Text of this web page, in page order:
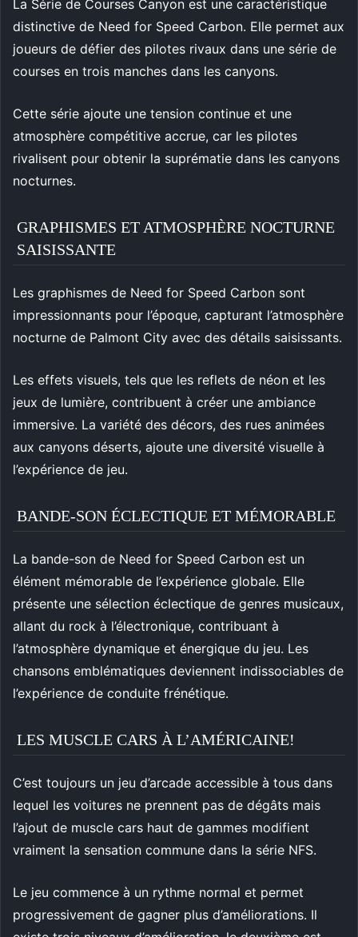
La Série de Courses Canyon est une caractéristique
distinctive de Need for Speed Carbon. Elle permet aux
joueurs de défier des pilotes rivaux dans une série de
courses en trois manches dans les canyons.
Cette série ajoute une tension continue et une
atmosphère compétitive accrue, car les pilotes
rivalisent pour obtenir la suprématie dans les canyons
nocturnes.
GRAPHISMES ET ATMOSPHÈRE NOCTURNE
SAISISSANTE
Les graphismes de Need for Speed Carbon sont
impressionnants pour l’époque, capturant l’atmosphère
nocturne de Palmont City avec des détails saisissants.
Les effets visuels, tels que les reflets de néon et les
jeux de lumière, contribuent à créer une ambiance
immersive. La variété des décors, des rues animées
aux canyons déserts, ajoute une diversité visuelle à
l’expérience de jeu.
BANDE-SON ÉCLECTIQUE ET MÉMORABLE
La bande-son de Need for Speed Carbon est un
élément mémorable de l’expérience globale. Elle
présente une sélection éclectique de genres musicaux,
allant du rock à l’électronique, contribuant à
l’atmosphère dynamique et énergique du jeu. Les
chansons emblématiques deviennent indissociables de
l’expérience de conduite frénétique.
LES MUSCLE CARS À L’AMÉRICAINE!
C’est toujours un jeu d’arcade accessible à tous dans
lequel les voitures ne prennent pas de dégâts mais
l’ajout de muscle cars haut de gammes modifient
vraiment la sensation commune dans la série NFS.
Le jeu commence à un rythme normal et permet
progressivement de gagner plus d’améliorations. Il